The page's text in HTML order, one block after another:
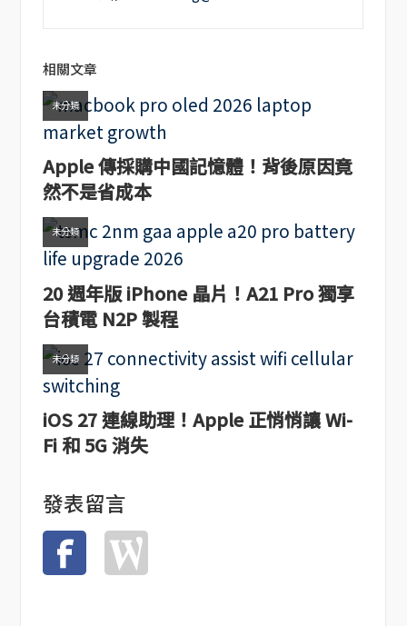
相關文章
未分類
Apple 傳採購中國記憶體！背後原因竟
然不是省成本
未分類
20 週年版 iPhone 晶片！A21 Pro 獨享
台積電 N2P 製程
未分類
iOS 27 連線助理！Apple 正悄悄讓 Wi-
Fi 和 5G 消失
發表留言